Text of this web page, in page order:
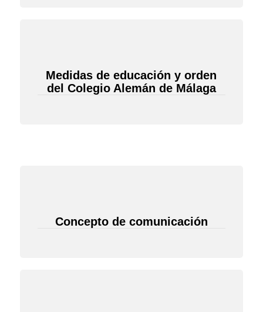
Medidas de educación y orden
del Colegio Alemán de Málaga
Concepto de comunicación